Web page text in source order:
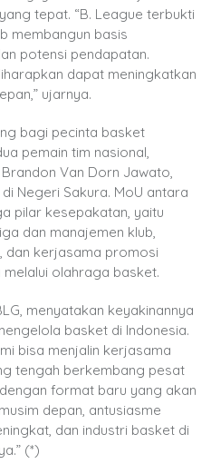
tepat. “B. League terbukti
membangun basis
potensi pendapatan.
dapat meningkatkan
ujarnya.
bagi pecinta basket
pemain tim nasional,
Van Dorn Jawato,
Negeri Sakura. MoU antara
pilar kesepakatan, yaitu
dan manajemen klub,
dan kerjasama promosi
olahraga basket.
menyatakan keyakinannya
basket di Indonesia.
bisa menjalin kerjasama
tengah berkembang pesat
format baru yang akan
depan, antusiasme
dan industri basket di
(*)